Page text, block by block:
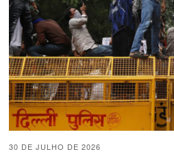
30 DE JULHO DE 2026